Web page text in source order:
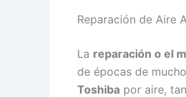
Reparación de Aire
La reparación o el
de épocas de
Toshiba por aire,